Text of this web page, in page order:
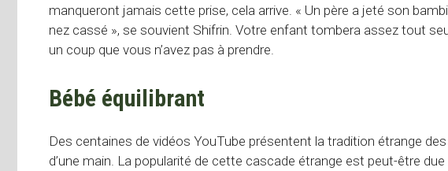
manqueront jamais cette prise, cela arrive. « Un père a jeté son
nez cassé », se souvient Shifrin. Votre enfant tombera assez tout
un coup que vous n’avez pas à prendre.
Bébé équilibrant
Des centaines de vidéos YouTube présentent la tradition étrange
d’une main. La popularité de cette cascade étrange est peut-être